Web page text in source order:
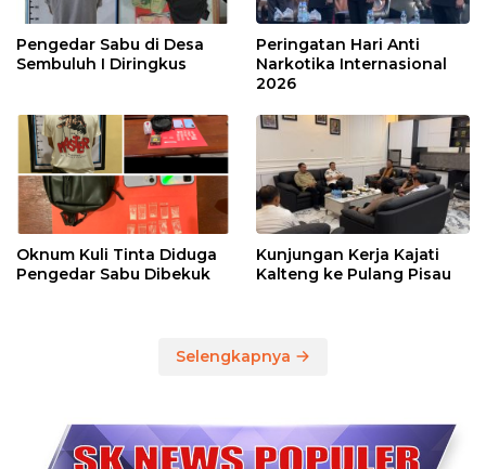
Pengedar Sabu di Desa
Sembuluh I Diringkus
Peringatan Hari Anti
Narkotika Internasional
2026
Oknum Kuli Tinta Diduga
Pengedar Sabu Dibekuk
Kunjungan Kerja Kajati
Kalteng ke Pulang Pisau
Selengkapnya